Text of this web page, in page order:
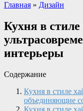
Главная » Дизайн
Кухня в стиле
интерьеры
Содержание
Кухня в стиле
объединяющие
Кухня в стиле